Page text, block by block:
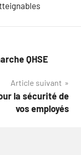
QHSE
Article suivant
la sécurité de
vos employés